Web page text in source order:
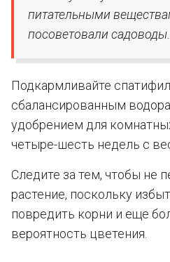
питательными
посоветовали садоводы.
Подкармливайте
сбалансированным
удобрением для
четыре-шесть недель с
Следите за тем, чтобы не
растение, поскольку
повредить корни и еще
вероятность цветения.